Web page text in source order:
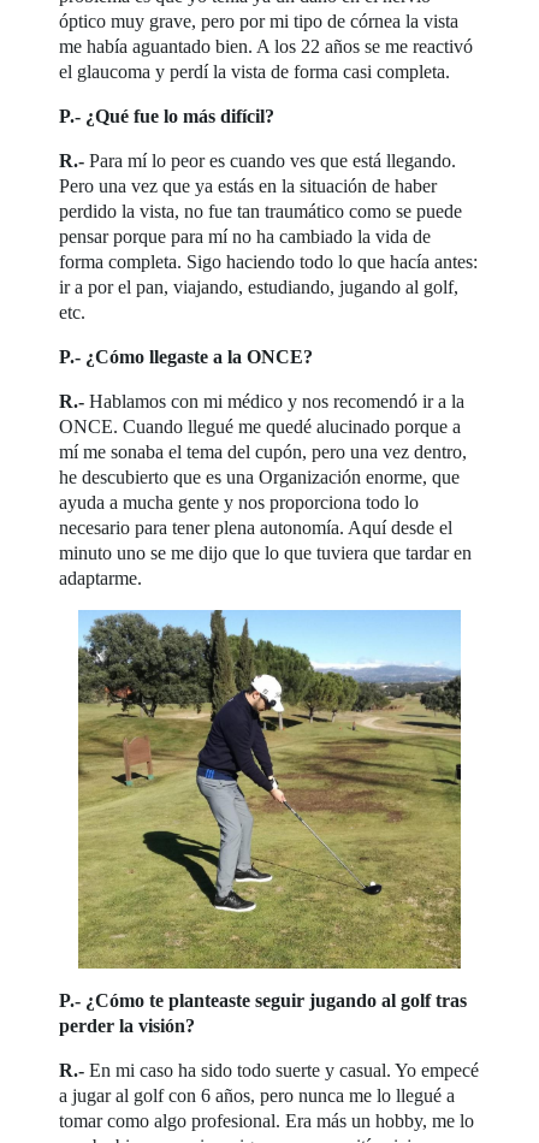
óptico muy grave, pero por mi tipo de córnea la vista
me había aguantado bien. A los 22 años se me reactivó
el glaucoma y perdí la vista de forma casi completa.
P.- ¿Qué fue lo más difícil?
R.- Para mí lo peor es cuando ves que está llegando.
Pero una vez que ya estás en la situación de haber
perdido la vista, no fue tan traumático como se puede
pensar porque para mí no ha cambiado la vida de
forma completa. Sigo haciendo todo lo que hacía antes:
ir a por el pan, viajando, estudiando, jugando al golf,
etc.
P.- ¿Cómo llegaste a la ONCE?
R.- Hablamos con mi médico y nos recomendó ir a la
ONCE. Cuando llegué me quedé alucinado porque a
mí me sonaba el tema del cupón, pero una vez dentro,
he descubierto que es una Organización enorme, que
ayuda a mucha gente y nos proporciona todo lo
necesario para tener plena autonomía. Aquí desde el
minuto uno se me dijo que lo que tuviera que tardar en
adaptarme.
P.- ¿Cómo te planteaste seguir jugando al golf tras
perder la visión?
R.- En mi caso ha sido todo suerte y casual. Yo empecé
a jugar al golf con 6 años, pero nunca me lo llegué a
tomar como algo profesional. Era más un hobby, me lo